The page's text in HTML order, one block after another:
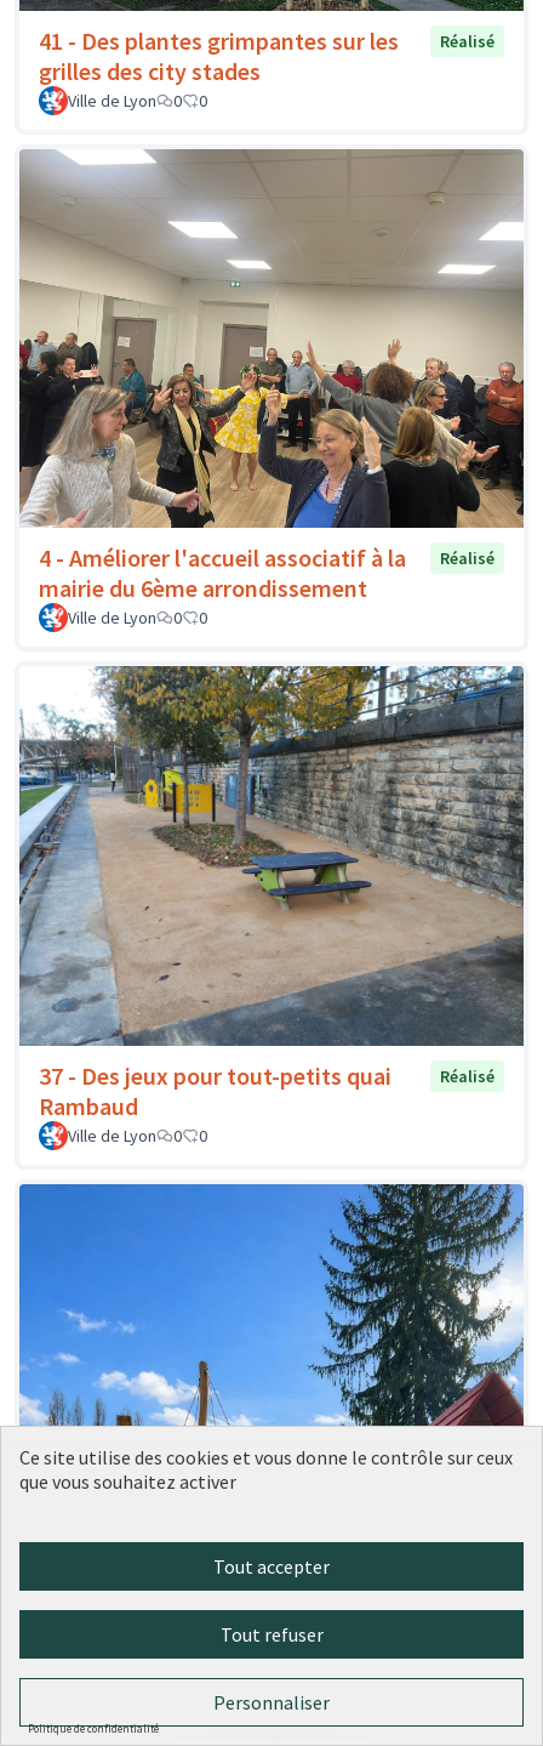
41 - Des plantes grimpantes sur les
grilles des city stades
Réalisé
Ville de Lyon 0 0
4 - Améliorer l'accueil associatif à la
mairie du 6ème arrondissement
Réalisé
Ville de Lyon 0 0
37 - Des jeux pour tout-petits quai
Rambaud
Réalisé
Ville de Lyon 0 0
Ce site utilise des cookies et vous donne le contrôle sur ceux
que vous souhaitez activer
Tout accepter
Tout refuser
Personnaliser
Politique de confidentialité